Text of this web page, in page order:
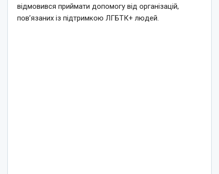
відмовився приймати допомогу від організацій,
пов’язаних із підтримкою ЛГБТК+ людей.